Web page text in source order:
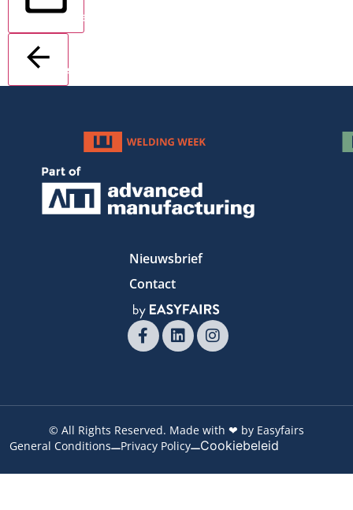
Verstuur
Terug
Nieuwsbrief
Contact
© All Rights Reserved. Made with ❤ by Easyfairs
General Conditions
Privacy Policy Cookiebeleid